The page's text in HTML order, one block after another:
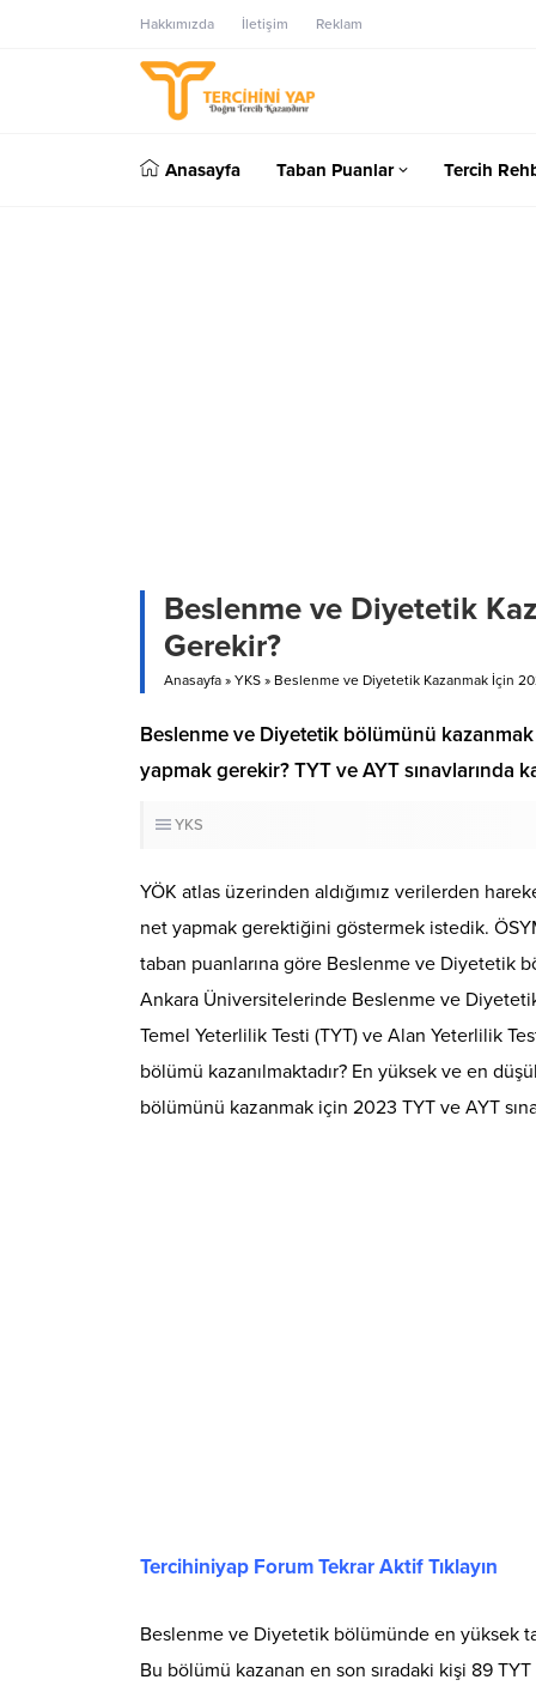
Hakkımızda İletişim Reklam
Anasayfa Taban Puanlar Tercih
Beslenme ve Diyetetik
Gerekir?
Anasayfa » YKS » Beslenme ve Diyetetik Kazanmak İçin
Beslenme ve Diyetetik bölümünü
yapmak gerekir? TYT ve AYT sınavlarında
YKS
YÖK atlas üzerinden aldığımız verilerden
net yapmak gerektiğini göstermek istedik.
taban puanlarına göre Beslenme ve Diyetetik
Ankara Üniversitelerinde Beslenme ve
Temel Yeterlilik Testi (TYT) ve Alan Yeterlilik
bölümü kazanılmaktadır? En yüksek ve en
bölümünü kazanmak için 2023 TYT ve AYT
Tercihiniyap Forum Tekrar Aktif Tıklayın
Beslenme ve Diyetetik bölümünde en yüksek
Bu bölümü kazanan en son sıradaki kişi 89